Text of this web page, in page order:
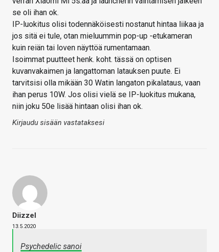
se oli ihan ok.
IP-luokitus olisi todennäköisesti nostanut hintaa liikaa ja
jos sitä ei tule, otan mieluummin pop-up -etukameran
kuin reiän tai loven näyttöä rumentamaan.
Isoimmat puutteet henk. koht. tässä on optisen
kuvanvakaimen ja langattoman latauksen puute. Ei
tarvitsisi olla mikään 30 Watin langaton pikalataus, vaan
ihan perus 10W. Jos olisi vielä se IP-luokitus mukana,
niin joku 50e lisää hintaan olisi ihan ok.
Kirjaudu sisään vastataksesi
Diizzel
13.5.2020
Psychedelic sanoi